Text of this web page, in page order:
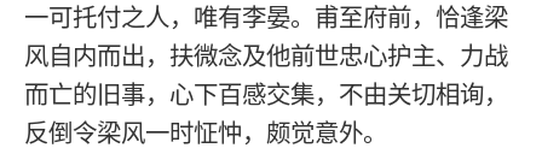
一可托付之人，唯有李晏。甫至府前，恰逢梁
风自内而出，扶微念及他前世忠心护主、力战
而亡的旧事，心下百感交集，不由关切相询，
反倒令梁风一时怔忡，颇觉意外。